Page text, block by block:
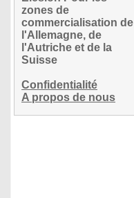
zones de
commercialisation de
l'Allemagne, de
l'Autriche et de la
Suisse
Confidentialité
A propos de nous